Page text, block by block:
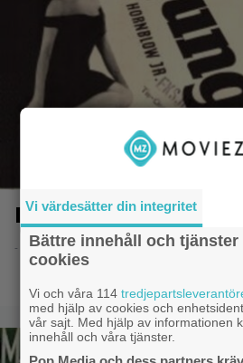
I asfaltens djungel
- 8.6.2014 20:51
Vi värdesätter din integritet
Bättre innehåll och tjänster
cookies
Vi och våra 114
med hjälp av cookies och
vår sajt. Med hjälp av informationen
innehåll och våra tjänster.